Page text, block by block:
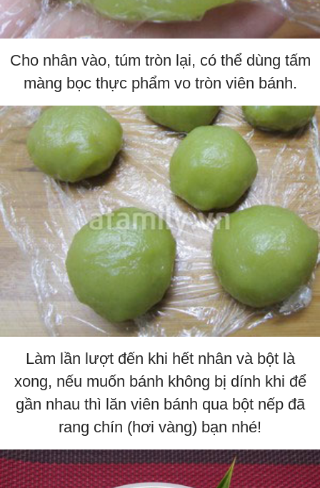
Cho nhân vào, túm tròn lại, có thể dùng tấm
màng bọc thực phẩm vo tròn viên bánh.
Làm lần lượt đến khi hết nhân và bột là
xong, nếu muốn bánh không bị dính khi để
gần nhau thì lăn viên bánh qua bột nếp đã
rang chín (hơi vàng) bạn nhé!